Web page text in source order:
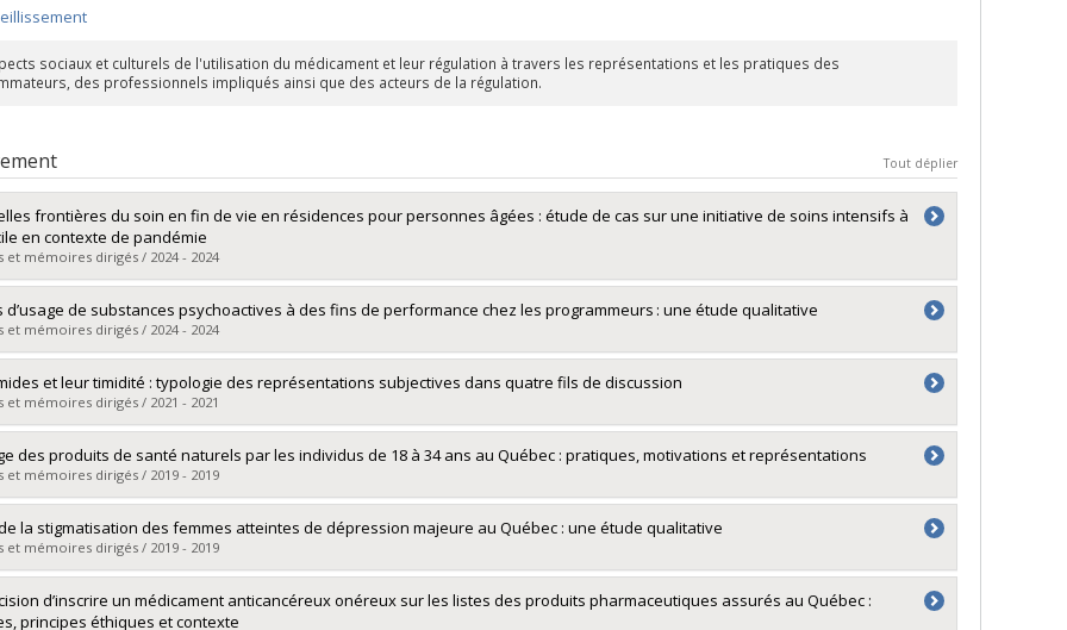
sociaux et culturels de l'utilisation du médicament et leur régulation à travers les représentations et les pratiques des
des professionnels impliqués ainsi que des acteurs de la régulation.
Tout déplier
frontières du soin en fin de vie en résidences pour personnes âgées : étude de cas sur une initiative de soins intensifs à
en contexte de pandémie
et mémoires dirigés / 2024 - 2024
:Robitaille, Andréanne
Doctorat
obtenu :Ph. D.
le document dans Papyrus
d’usage de substances psychoactives à des fins de performance chez les programmeurs : une étude qualitative
et mémoires dirigés / 2024 - 2024
:Cardoso Rezende, Ianna Paula
Maîtrise
obtenu :M. Sc.
le document dans Papyrus
et leur timidité : typologie des représentations subjectives dans quatre fils de discussion
et mémoires dirigés / 2021 - 2021
:Carignan Jacob, Marilyne
Maîtrise
obtenu :M. Sc.
le document dans Papyrus
des produits de santé naturels par les individus de 18 à 34 ans au Québec : pratiques, motivations et représentations
et mémoires dirigés / 2019 - 2019
:Phan, Thi Lieu Trinh
Maîtrise
obtenu :M. Sc.
le document dans Papyrus
la stigmatisation des femmes atteintes de dépression majeure au Québec : une étude qualitative
et mémoires dirigés / 2019 - 2019
:Durr, Joanne
Maîtrise
d’inscrire un médicament anticancéreux onéreux sur les listes des produits pharmaceutiques assurés au Québec :
principes éthiques et contexte